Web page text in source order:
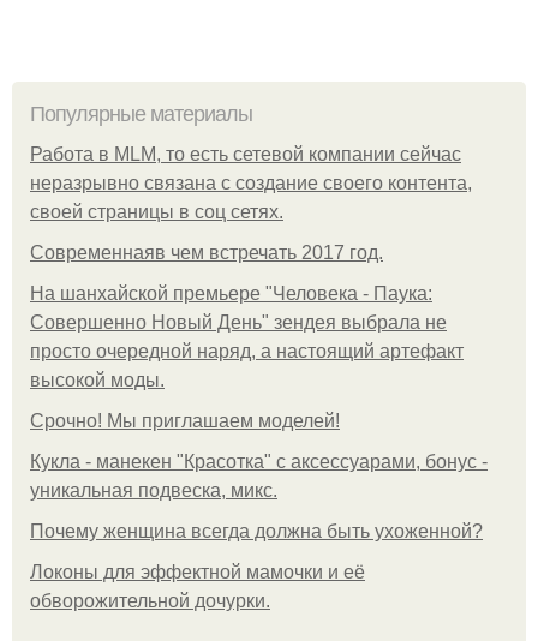
Популярные материалы
Работа в MLM, то есть сетевой компании сейчас
неразрывно связана с создание своего контента,
своей страницы в соц сетях.
Современнаяв чем встречать 2017 год.
На шанхайской премьере "Человека - Паука:
Совершенно Новый День" зендея выбрала не
просто очередной наряд, а настоящий артефакт
высокой моды.
Срочно! Мы приглашаем моделей!
Кукла - манекен "Красотка" с аксессуарами, бонус -
уникальная подвеска, микс.
Почему женщина всегда должна быть ухоженной?
Локоны для эффектной мамочки и её
обворожительной дочурки.